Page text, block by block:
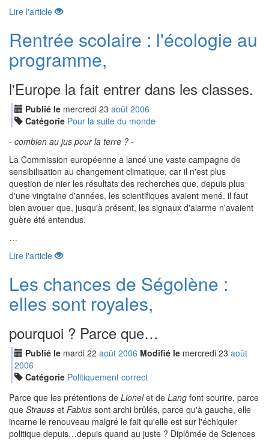
Lire l'article
Rentrée scolaire : l'écologie au
programme,
l'Europe la fait entrer dans les classes.
Publié le mercredi 23 août 2006
Catégorie Pour la suite du monde
- combien au jus pour la terre ? -
La Commission européenne a lancé une vaste campagne de
sensibilisation au changement climatique, car il n'est plus
question de nier les résultats des recherches que, depuis plus
d'une vingtaine d'années, les scientifiques avaient mené. il faut
bien avouer que, jusqu'à présent, les signaux d'alarme n'avaient
guère été entendus.
…
Lire l'article
Les chances de Ségolène :
elles sont royales,
pourquoi ? Parce que…
Publié le mardi 22 août 2006 Modifié le mercredi 23 août
2006
Catégorie Politiquement correct
Parce que les prétentions de Lionelet de Lang font sourire, parce
que Strauss et Fabius sont archi brûlés, parce qu'à gauche, elle
incarne le renouveau malgré le fait qu'elle est sur l'échiquier
politique depuis…depuis quand au juste ? Diplômée de Sciences